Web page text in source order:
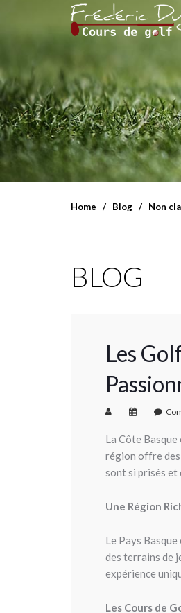
Home Blog Non
BLOG
Les
La Côte
région offre des
sont si prisés et
Une Région
Le Pays
des terrains de
expérience
Les Cours de